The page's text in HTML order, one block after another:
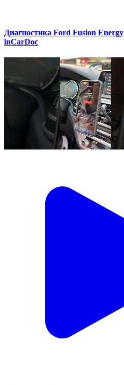
Диагностика Ford Fusion
inCarDoc